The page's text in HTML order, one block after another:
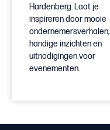
Hardenberg. Laat je
inspireren door mooie
ondernemersverhalen,
handige inzichten en
uitnodigingen voor
evenementen.